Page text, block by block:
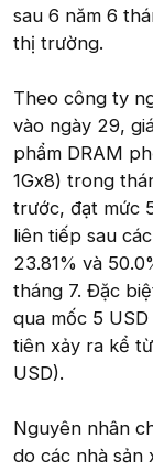
sau 6 năm 6
thị trường.
Theo công ty
vào ngày 29,
phẩm DRAM
1Gx8) trong
trước, đạt mức
liên tiếp sau
23.81% và
tháng 7. Đặc
qua mốc 5
tiên xảy ra kể
USD).
Nguyên nhân
do các nhà sản